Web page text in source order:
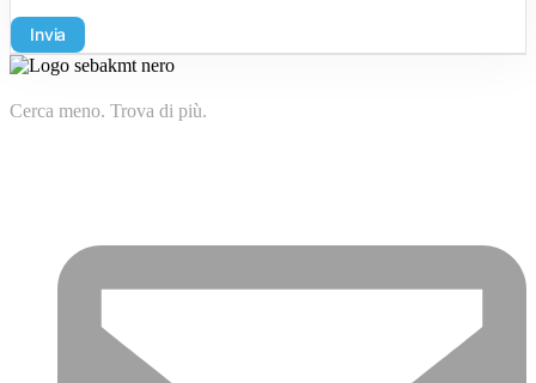
Invia
Cerca meno. Trova di più.